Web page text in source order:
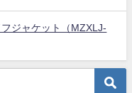
ジャケット（MZXLJ-